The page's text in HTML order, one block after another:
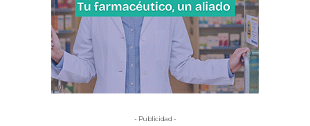
- Publicidad -